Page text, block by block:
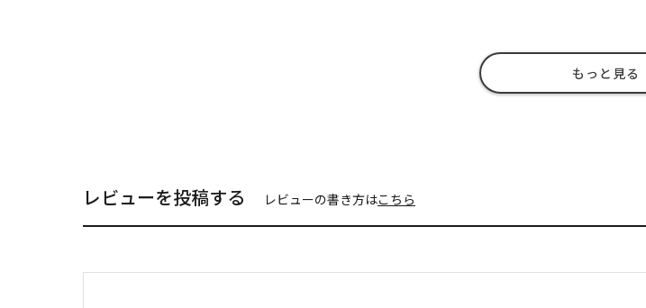
もっと見る
レビューを投稿する レビューの書き方はこちら